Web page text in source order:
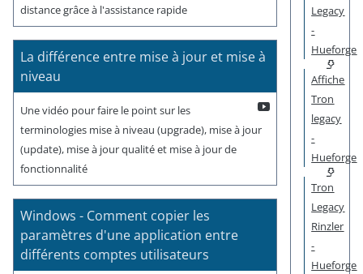
distance grâce à l'assistance rapide
La différence entre mise à jour et mise à
niveau
Une vidéo pour faire le point sur les
terminologies mise à niveau (upgrade), mise à jour
(update), mise à jour qualité et mise à jour de
fonctionnalité
Windows - Comment copier les
paramètres d'une application entre
différents comptes utilisateurs
Legacy
-
Hueforge
Affiche
Tron
legacy
-
Hueforge
Tron
Legacy
Rinzler
-
Hueforge